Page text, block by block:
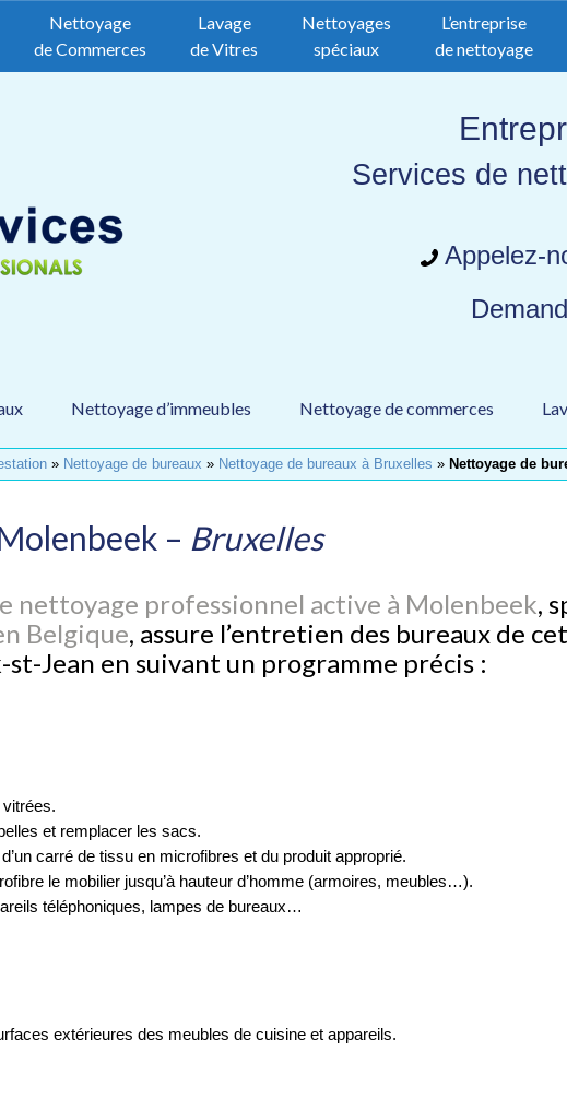
Nettoyage
de Commerces
Lavage
de Vitres
Nettoyages
spéciaux
L’entreprise
de nettoyage
Services de
Appelez-
Nettoyage d’immeubles Nettoyage de commerces
» Nettoyage de bureaux » Nettoyage de bureaux à Bruxelles » Nettoyage de
– Bruxelles
nettoyage professionnel active à Molenbeek,
Belgique, assure l’entretien des bureaux de
Jean en suivant un programme précis :
et remplacer les sacs.
carré de tissu en microfibres et du produit approprié.
le mobilier jusqu’à hauteur d’homme (armoires, meubles…).
téléphoniques, lampes de bureaux…
extérieures des meubles de cuisine et appareils.